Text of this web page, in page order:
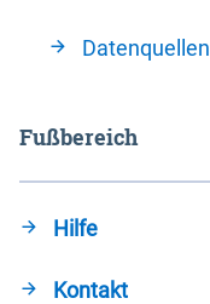
Datenquellen
Fußbereich
Hilfe
Kontakt